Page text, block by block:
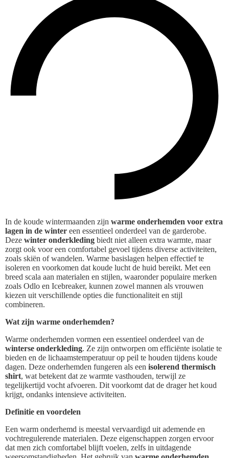
In de koude wintermaanden zijn warme onderhemden voor extra
lagen in de winter een essentieel onderdeel van de garderobe.
Deze winter onderkleding biedt niet alleen extra warmte, maar
zorgt ook voor een comfortabel gevoel tijdens diverse activiteiten,
zoals skiën of wandelen. Warme basislagen helpen effectief te
isoleren en voorkomen dat koude lucht de huid bereikt. Met een
breed scala aan materialen en stijlen, waaronder populaire merken
zoals Odlo en Icebreaker, kunnen zowel mannen als vrouwen
kiezen uit verschillende opties die functionaliteit en stijl
combineren.
Wat zijn warme onderhemden?
Warme onderhemden vormen een essentieel onderdeel van de
winterse onderkleding. Ze zijn ontworpen om efficiënte isolatie te
bieden en de lichaamstemperatuur op peil te houden tijdens koude
dagen. Deze onderhemden fungeren als een isolerend thermisch
shirt, wat betekent dat ze warmte vasthouden, terwijl ze
tegelijkertijd vocht afvoeren. Dit voorkomt dat de drager het koud
krijgt, ondanks intensieve activiteiten.
Definitie en voordelen
Een warm onderhemd is meestal vervaardigd uit ademende en
vochtregulerende materialen. Deze eigenschappen zorgen ervoor
dat men zich comfortabel blijft voelen, zelfs in uitdagende